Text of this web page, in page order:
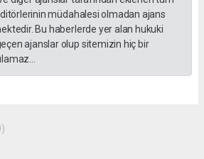
müdahalesi olmadan ajans
Bu haberlerde yer alan hukuki
ajanslar olup sitemizin hiç bir